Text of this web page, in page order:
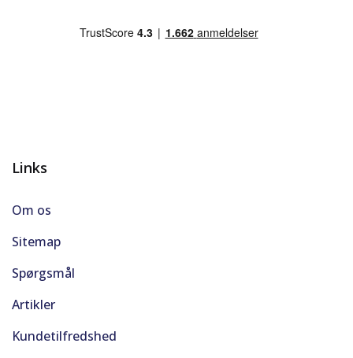
Links
Om os
Sitemap
Spørgsmål
Artikler
Kundetilfredshed